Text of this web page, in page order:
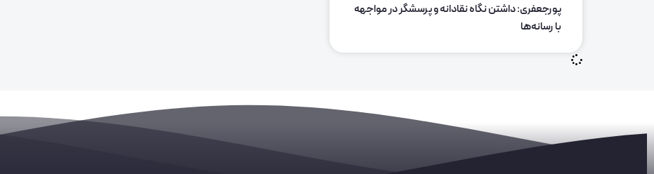
پورجعفری: داشتن نگاه نقادانه و پرسشگر در مواجهه
با رسانه‌ها